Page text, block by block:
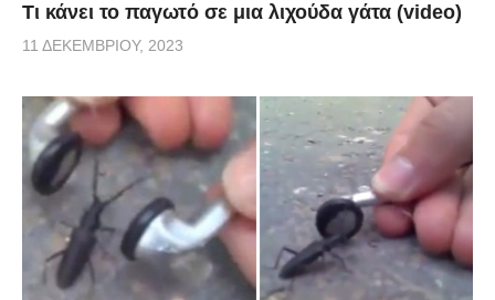
Τι κάνει το παγωτό σε μια λιχούδα γάτα (video)
11 ΔΕΚΕΜΒΡΊΟΥ, 2023